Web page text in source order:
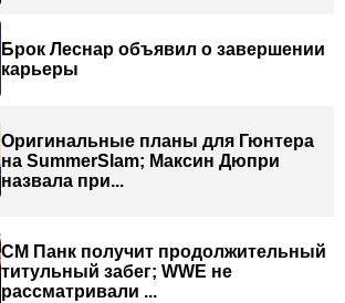
Брок Леснар объявил о завершении
карьеры
Оригинальные планы для Гюнтера
на SummerSlam; Максин Дюпри
назвала при...
СМ Панк получит продолжительный
титульный забег; WWE не
рассматривали ...